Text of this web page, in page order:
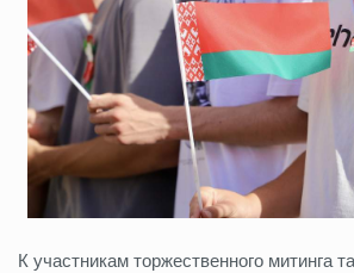
К участникам торжественного митинга